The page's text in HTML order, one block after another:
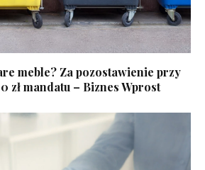
meble? Za pozostawienie przy
zł mandatu – Biznes Wprost